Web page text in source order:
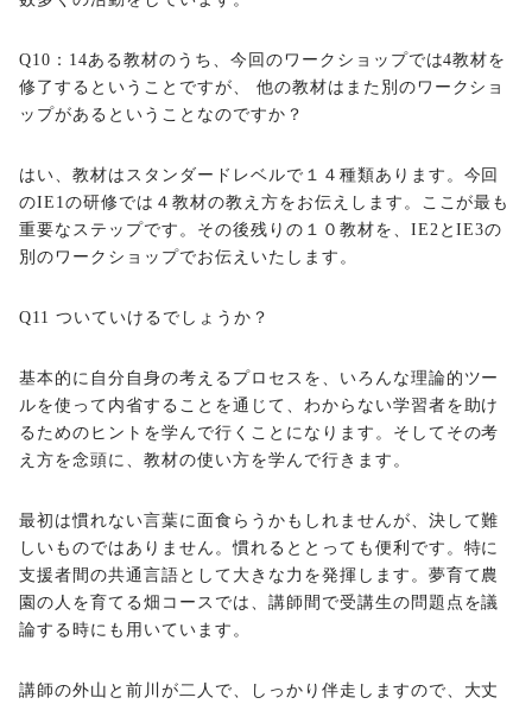
Q10：14ある教材のうち、今回のワークショップでは4教材を
修了するということですが、 他の教材はまた別のワークショ
ップがあるということなのですか？
はい、教材はスタンダードレベルで１４種類あります。今回
のIE1の研修では４教材の教え方をお伝えします。ここが最も
重要なステップです。その後残りの１０教材を、IE2とIE3の
別のワークショップでお伝えいたします。
Q11 ついていけるでしょうか？
基本的に自分自身の考えるプロセスを、いろんな理論的ツー
ルを使って内省することを通じて、わからない学習者を助け
るためのヒントを学んで行くことになります。そしてその考
え方を念頭に、教材の使い方を学んで行きます。
最初は慣れない言葉に面食らうかもしれませんが、決して難
しいものではありません。慣れるととっても便利です。特に
支援者間の共通言語として大きな力を発揮します。夢育て農
園の人を育てる畑コースでは、講師間で受講生の問題点を議
論する時にも用いています。
講師の外山と前川が二人で、しっかり伴走しますので、大丈